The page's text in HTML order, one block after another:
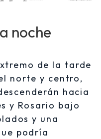
noche
de la tarde
norte y centro,
hacia
y Rosario bajo
y una
podría